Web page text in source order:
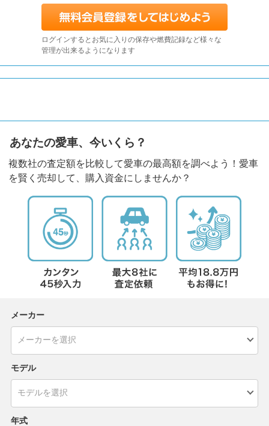
ログインするとお気に入りの保存や燃費記録など様々な
管理が出来るようになります
あなたの愛車、今いくら？
複数社の査定額を比較して愛車の最高額を調べよう！愛車
を賢く売却して、購入資金にしませんか？
メーカー
モデル
年式